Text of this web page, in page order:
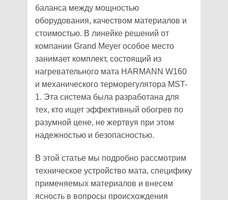
баланса между мощностью
оборудования, качеством материалов и
стоимостью. В линейке решений от
компании Grand Meyer особое место
занимает комплект, состоящий из
нагревательного мата HARMANN W160
и механического терморегулятора MST-
1. Эта система была разработана для
тех, кто ищет эффективный обогрев по
разумной цене, не жертвуя при этом
надежностью и безопасностью.
В этой статье мы подробно рассмотрим
техническое устройство мата, специфику
применяемых материалов и внесем
ясность в вопросы происхождения